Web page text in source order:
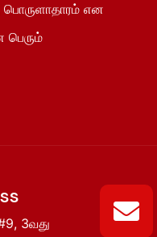
பொருளாதாரம் என
3வது